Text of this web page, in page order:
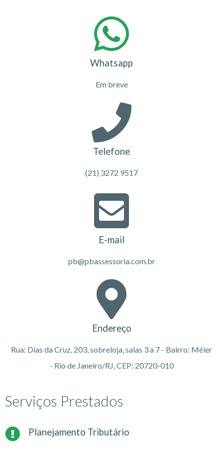
Whatsapp
Em breve
Telefone
(21) 3272 9517
E-mail
pb@pbassessoria.com.br
Endereço
Rua: Dias da Cruz, 203, sobreloja, salas 3 a 7 - Bairro: Méier
- Rio de Janeiro/RJ, CEP: 20720-010
Serviços Prestados
Planejamento Tributário